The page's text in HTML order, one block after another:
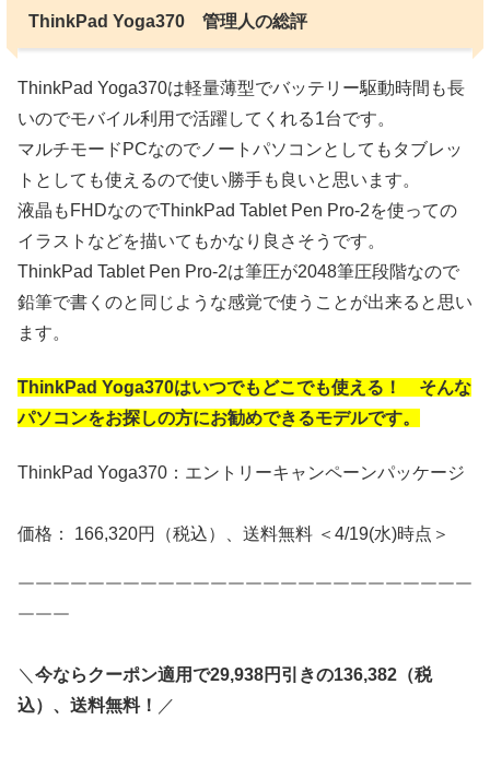
ThinkPad Yoga370 管理人の総評
ThinkPad Yoga370は軽量薄型でバッテリー駆動時間も長
いのでモバイル利用で活躍してくれる1台です。
マルチモードPCなのでノートパソコンとしてもタブレッ
トとしても使えるので使い勝手も良いと思います。
液晶もFHDなのでThinkPad Tablet Pen Pro-2を使っての
イラストなどを描いてもかなり良さそうです。
ThinkPad Tablet Pen Pro-2は筆圧が2048筆圧段階なので
鉛筆で書くのと同じような感覚で使うことが出来ると思い
ます。
ThinkPad Yoga370はいつでもどこでも使える！ そんな
パソコンをお探しの方にお勧めできるモデルです。
ThinkPad Yoga370：エントリーキャンペーンパッケージ
価格： 166,320円（税込）、送料無料 ＜4/19(水)時点＞
￣￣￣￣￣￣￣￣￣￣￣￣￣￣￣￣￣￣￣￣￣￣￣￣￣￣
￣￣￣
＼ 今ならクーポン適用で29,938円引きの136,382（税
込）、送料無料！ ／